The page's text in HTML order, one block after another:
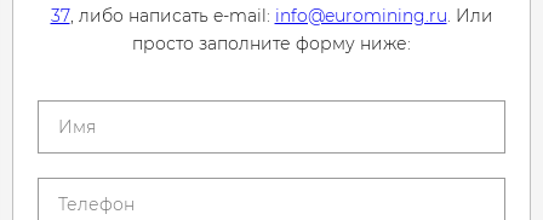
37, либо написать e-mail: info@euromining.ru. Или
просто заполните форму ниже: